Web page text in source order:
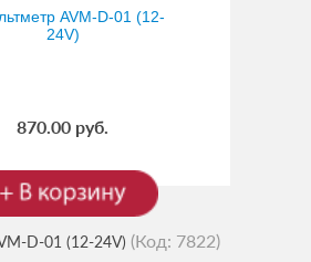
870.00 руб.
D-01 (12-24V) (Код: 7822)